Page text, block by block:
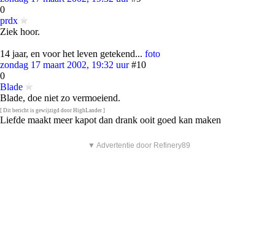
0
prdx
Ziek hoor.
14 jaar, en voor het leven getekend... foto
zondag 17 maart 2002, 19:32 uur #10
0
Blade
Blade, doe niet zo vermoeiend.
[ Dit bericht is gewijzigd door HighLander ]
Liefde maakt meer kapot dan drank ooit goed kan maken
▼ Advertentie door Refinery89